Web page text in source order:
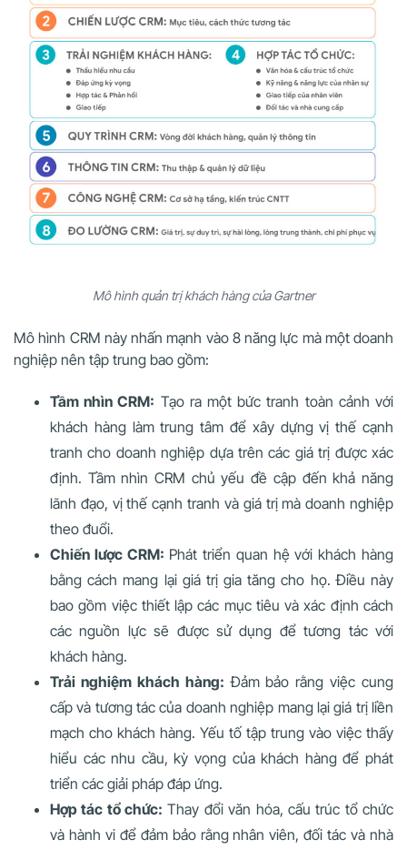
Mô hình quản trị khách hàng của Gartner
Mô hình CRM này nhấn mạnh vào 8 năng lực mà một doanh
nghiệp nên tập trung bao gồm:
Tầm nhìn CRM: Tạo ra một bức tranh toàn cảnh với
khách hàng làm trung tâm để xây dựng vị thế cạnh
tranh cho doanh nghiệp dựa trên các giá trị được xác
định. Tầm nhìn CRM chủ yếu đề cập đến khả năng
lãnh đạo, vị thế cạnh tranh và giá trị mà doanh nghiệp
theo đuổi.
Chiến lược CRM: Phát triển quan hệ với khách hàng
bằng cách mang lại giá trị gia tăng cho họ. Điều này
bao gồm việc thiết lập các mục tiêu và xác định cách
các nguồn lực sẽ được sử dụng để tương tác với
khách hàng.
Trải nghiệm khách hàng: Đảm bảo rằng việc cung
cấp và tương tác của doanh nghiệp mang lại giá trị liền
mạch cho khách hàng. Yếu tố tập trung vào việc thấy
hiểu các nhu cầu, kỳ vọng của khách hàng để phát
triển các giải pháp đáp ứng.
Hợp tác tổ chức: Thay đổi văn hóa, cấu trúc tổ chức
và hành vi để đảm bảo rằng nhân viên, đối tác và nhà